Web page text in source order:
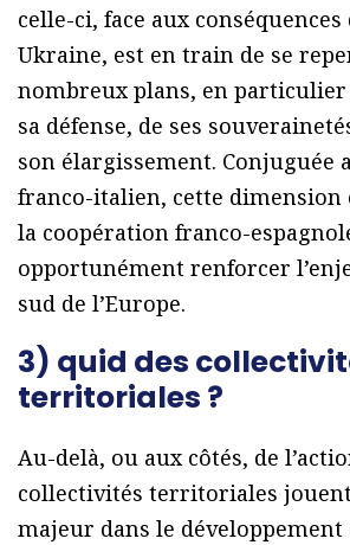
celle-ci, face aux
Ukraine, est en train de se
nombreux plans, en particulier
sa défense, de ses
son élargissement. Conjuguée
franco-italien, cette dimension
la coopération franco-
opportunément renforcer
sud de l’Europe.
3) quid des
territoriales ?
Au-delà, ou aux côtés, de
collectivités territoriales
majeur dans le